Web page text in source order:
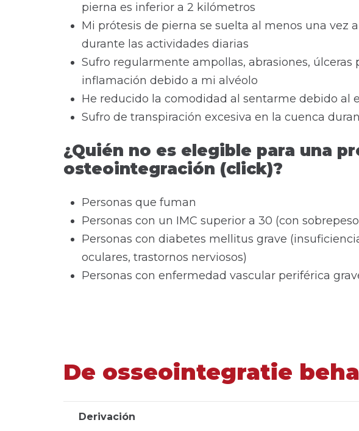
pierna es inferior a 2 kilómetros
Mi prótesis de pierna se suelta al menos una vez
durante las actividades diarias
Sufro regularmente ampollas, abrasiones, úlceras
inflamación debido a mi alvéolo
He reducido la comodidad al sentarme debido al
Sufro de transpiración excesiva en la cuenca
¿Quién no es elegible para una
osteointegración (click)?
Personas que fuman
Personas con un IMC superior a 30 (con
Personas con diabetes mellitus grave
oculares, trastornos nerviosos)
Personas con enfermedad vascular periférica
De osseointegratie
Derivación